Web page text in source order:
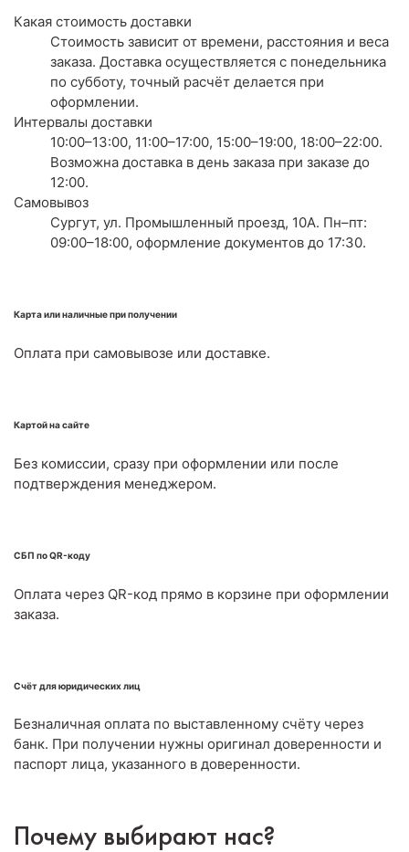
Какая стоимость доставки
Стоимость зависит от времени, расстояния и веса
заказа. Доставка осуществляется с понедельника
по субботу, точный расчёт делается при
оформлении.
Интервалы доставки
10:00–13:00, 11:00–17:00, 15:00–19:00, 18:00–22:00.
Возможна доставка в день заказа при заказе до
12:00.
Самовывоз
Сургут, ул. Промышленный проезд, 10А. Пн–пт:
09:00–18:00, оформление документов до 17:30.
Карта или наличные при получении
Оплата при самовывозе или доставке.
Картой на сайте
Без комиссии, сразу при оформлении или после
подтверждения менеджером.
СБП по QR-коду
Оплата через QR-код прямо в корзине при оформлении
заказа.
Счёт для юридических лиц
Безналичная оплата по выставленному счёту через
банк. При получении нужны оригинал доверенности и
паспорт лица, указанного в доверенности.
Почему выбирают нас?